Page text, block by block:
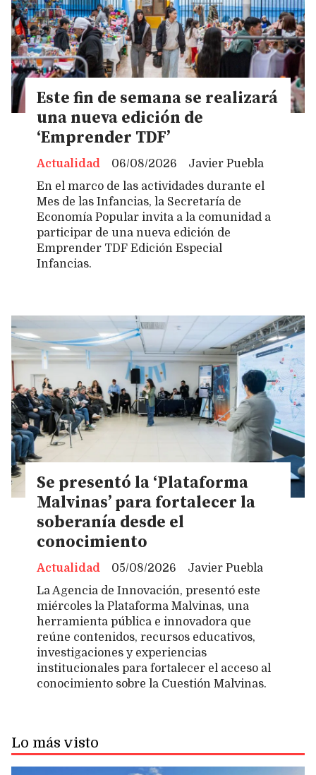
Este fin de semana se realizará
una nueva edición de
‘Emprender TDF’
Javier Puebla
Actualidad
06/08/2026
En el marco de las actividades durante el
Mes de las Infancias, la Secretaría de
Economía Popular invita a la comunidad a
participar de una nueva edición de
Emprender TDF Edición Especial
Infancias.
Se presentó la ‘Plataforma
Malvinas’ para fortalecer la
soberanía desde el
conocimiento
Javier Puebla
Actualidad
05/08/2026
La Agencia de Innovación, presentó este
miércoles la Plataforma Malvinas, una
herramienta pública e innovadora que
reúne contenidos, recursos educativos,
investigaciones y experiencias
institucionales para fortalecer el acceso al
conocimiento sobre la Cuestión Malvinas.
Lo más visto